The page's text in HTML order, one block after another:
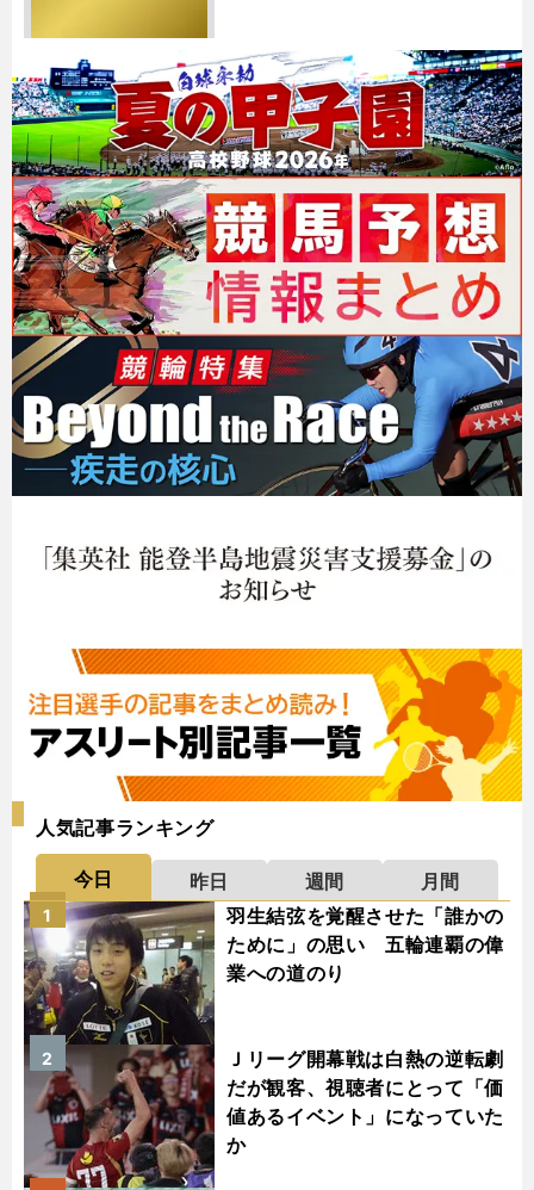
人気記事ランキング
今日 昨日 週間
月間
羽生結弦を覚醒させた「誰かの
ために」の思い 五輪連覇の偉
業への道のり
1
Ｊリーグ開幕戦は白熱の逆転劇
だが観客、視聴者にとって「価
値あるイベント」になっていた
か
2